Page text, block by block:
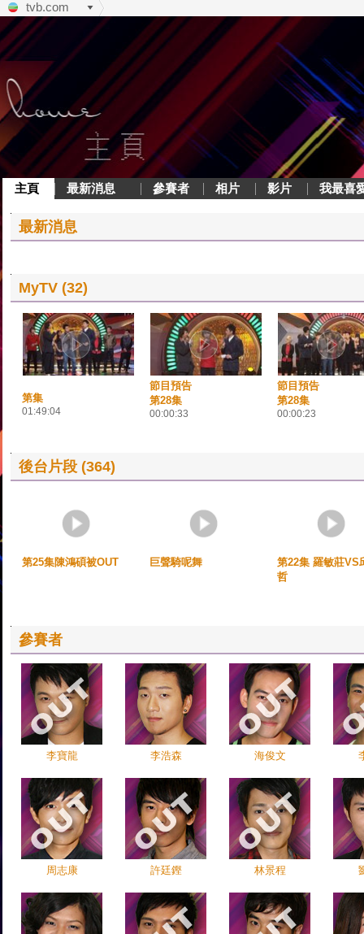
tvb.com
主頁 最新消息 參賽者 相片 影片 我最喜
最新消息
MyTV (32)
第集
01:49:04
節目預告
第28集
00:00:33
節目預告
第28集
00:00:23
後台片段 (364)
第25集陳鴻碩被OUT 巨聲騎呢舞
第22集 羅敏莊VS
哲
參賽者
李寶龍 李浩森 海俊文
周志康 許廷鏗 林景程